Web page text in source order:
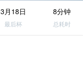
3月18日
最后杯
8分钟
总耗时